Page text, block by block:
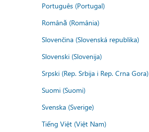
Português (Portugal)
Română (România)
Slovenčina (Slovenská republika)
Slovenski (Slovenija)
Srpski (Rep. Srbija i Rep. Crna Gora)
Suomi (Suomi)
Svenska (Sverige)
Tiếng Việt (Việt Nam)